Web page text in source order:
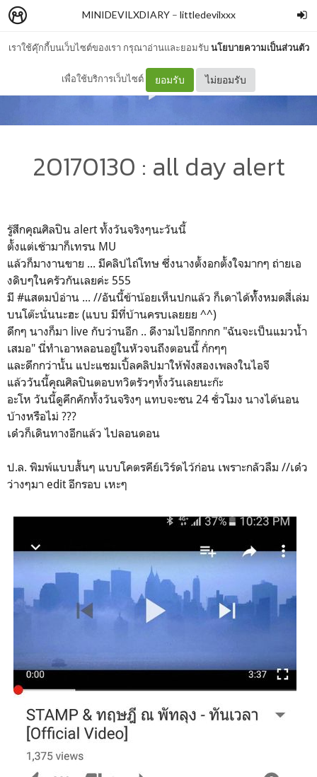
เราใช้คุ๊กกี้บนเว็บไซต์ของเรา กรุณาอ่านและยอมรับนโยบายความเป็นส่วนตัว
เพื่อใช้บริการเว็บไซต์ ยอมรับ ไม่ยอมรับ
MINIDEVILXDIARY– littledevilxxx
20170130 : all day alert
รู้สึกคุณศิลปิน alert ทั้งวันจริงๆนะวันนี้
ตั้งแต่เช้ามาก็เทรน MU
แล้วก็มางานขาย ... มีคลิปไถ่โทษ ซึ่งนางตั้งอกตั้งใจมากๆ ถ่ายเอ
งดิบๆในครัวกันเลยค่ะ 555
มี #แสตมป์อ่าน ... //อันนี้ข้าน้อยเห็นปกแล้ว ก็เดาได้ทั้้งหมดสี่เล่ม
บนโต๊ะนั่นนะฮะ (แบบ มีที่บ้านครบเลยยย ^^)
ดึกๆ นางก็มา live กับว่านอีก .. ดีงามไปอีกกกก "ฉันจะเป็นแมวน้ำ
เสมอ" นี่ทำเอาหลอนอยู่ในหัวจนถึงตอนนี้ กั่กๆๆ
และดึกกว่านั้น แปะแซมเปิ้ลคลิปมาให้ฟังสองเพลงในไอจี
แล้ววันนี้คุณศิลปินตอบทวิตรัวๆทั้งวันเลยนะก๊ะ
อะโห วันนี้ดูคึกคักทั้งวันจริงๆ แทบจะชน 24 ชั่วโมง นางได้นอน
บ้างหรือไม่ ???
เด๋วก็เดินทางอีกแล้ว ไปลอนดอน
ป.ล. พิมพ์แบบสั้นๆ แบบโคตรคีย์เวิร์ดไว้ก่อน เพราะกลัวลืม //เด๋ว
ว่างๆมา edit อีกรอบ เหะๆ